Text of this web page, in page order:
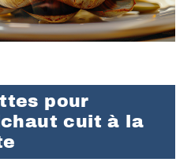
pour
cuit à la